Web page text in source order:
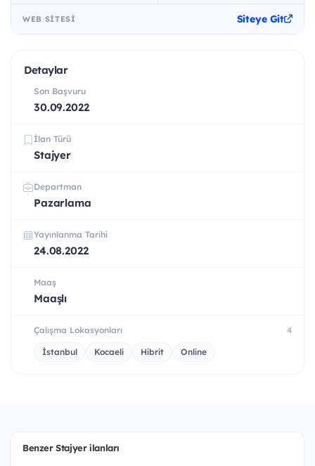
WEB SITESI Siteye Git
Detaylar
Son Başvuru
30.09.2022
İlan Türü
Stajyer
Departman
Pazarlama
Yayınlanma Tarihi
24.08.2022
Maaş
Maaşlı
Çalışma Lokasyonları 4
İstanbul Kocaeli Hibrit Online
Benzer Stajyer ilanları